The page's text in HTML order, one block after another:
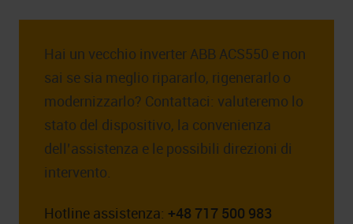
Hai un vecchio inverter ABB ACS550 e non
sai se sia meglio ripararlo, rigenerarlo o
modernizzarlo? Contattaci: valuteremo lo
stato del dispositivo, la convenienza
dell’assistenza e le possibili direzioni di
intervento.
Hotline assistenza: +48 717 500 983